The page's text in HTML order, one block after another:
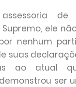
de
ele
nenhum
suas
ao atual
ser